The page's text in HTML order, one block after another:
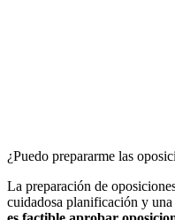
¿Puedo prepararme las
La preparación de
cuidadosa planificación y